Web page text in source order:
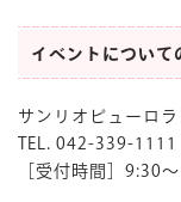
イベントについて
サンリオピューロ
TEL. 042-339-1111
［受付時間］9:30